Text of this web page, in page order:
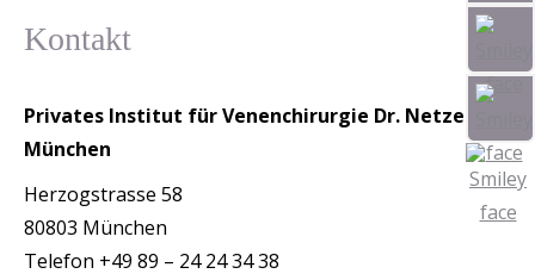
Kontakt
Privates Institut für Venenchirurgie Dr. Netzer
München
Herzogstrasse 58
80803 München
Telefon +49 89 – 24 24 34 38